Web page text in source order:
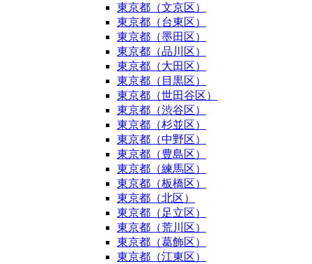
東京都（文京区）
東京都（台東区）
東京都（墨田区）
東京都（品川区）
東京都（大田区）
東京都（目黒区）
東京都（世田谷区）
東京都（渋谷区）
東京都（杉並区）
東京都（中野区）
東京都（豊島区）
東京都（練馬区）
東京都（板橋区）
東京都（北区）
東京都（足立区）
東京都（荒川区）
東京都（葛飾区）
東京都（江東区）